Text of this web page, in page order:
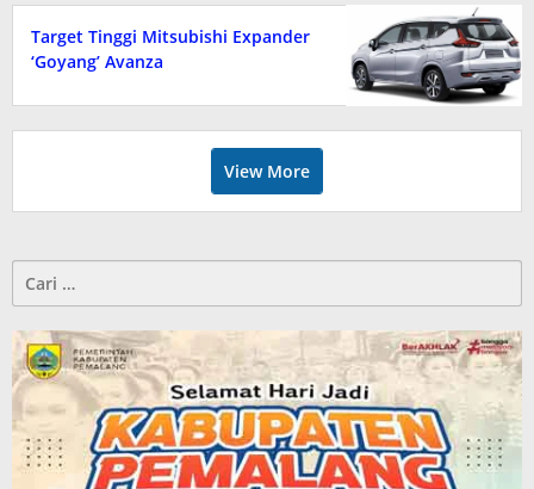
Target Tinggi Mitsubishi Expander
‘Goyang’ Avanza
View More
Cari
untuk: